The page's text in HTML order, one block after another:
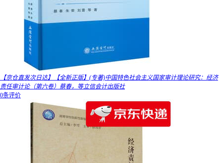
【京仓直发次日达】【全新正版】(专著)中国特色社会主义国家审计理论研究：经济
责任审计论（第六卷）蔡春，等立信会计出版社
0条评价